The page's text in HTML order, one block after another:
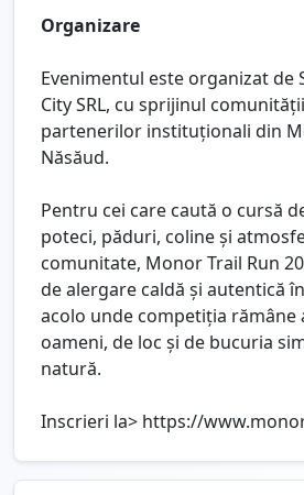
Organizare
Evenimentul este organizat de
City SRL, cu sprijinul
partenerilor instituționali din
Năsăud.
Pentru cei care caută o cursă
poteci, păduri, coline și
comunitate, Monor Trail Run
de alergare caldă și autentică
acolo unde competiția rămâne
oameni, de loc și de bucuria
natură.
Inscrieri la> https://